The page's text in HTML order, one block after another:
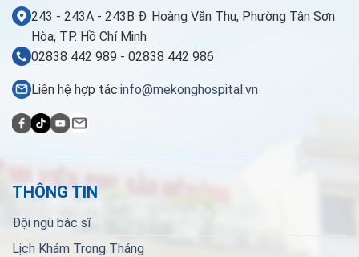
243 - 243A - 243B Đ. Hoàng Văn Thụ, Phường Tân Sơn
Hòa, TP. Hồ Chí Minh
02838 442 989 - 02838 442 986
Liên hệ hợp tác:info@mekonghospital.vn
THÔNG TIN
Đội ngũ bác sĩ
Lịch Khám Trong Tháng